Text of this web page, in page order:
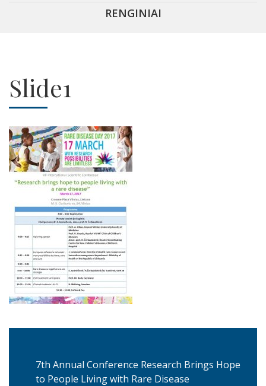
RENGINIAI
Slide1
7th Annual Conference Research Brings Hope
to People Living with Rare Disease